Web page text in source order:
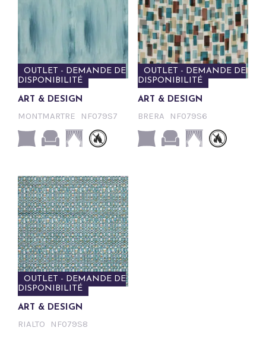
OUTLET - DEMANDE DE
DISPONIBILITÉ
ART & DESIGN
MONTMARTRE NF079S7
OUTLET - DEMANDE DE
DISPONIBILITÉ
ART & DESIGN
BRERA NF079S6
OUTLET - DEMANDE DE
DISPONIBILITÉ
ART & DESIGN
RIALTO NF079S8